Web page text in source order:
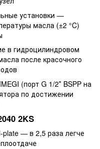
установки —
масла (±2 °C)
в гидроцилиндровом
после красочного
(порт G 1/2″ BSPP на
по достижении
2KS
— в 2,5 раза легче